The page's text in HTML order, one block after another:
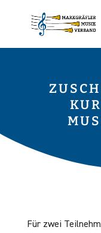
Für zwei